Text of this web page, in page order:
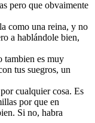
pero que obvaimente
como una reina, y no
a hablándole bien,
tambien es muy
tus suegros, un
cualquier cosa. Es
por que en
Si no, habra